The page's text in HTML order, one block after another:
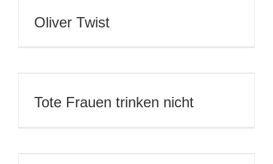
Oliver Twist
Tote Frauen trinken nicht